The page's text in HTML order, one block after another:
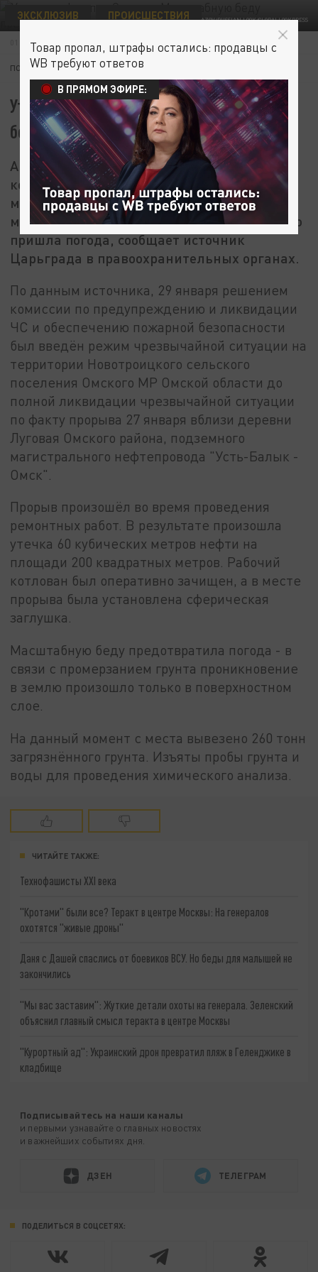
© NIKOLAY GYNGAZOV/RUSSIAN LOOK/GLOBALLOOKPRESS
ЭКСКЛЮЗИВ ПРОИСШЕСТВИЯ
01 ФЕВРАЛЯ 11:30
ПОДПИШИТЕСЬ:
Утечка нефти под Омском: Масштабную
беду предотвратила погода
Авария в Омской области, в результате
которой произошла утечка 60 кубических
метров нефти, могла закончиться более
масштабной бедой. На выручку неожиданно
пришла погода, сообщает источник
Царьграда в правоохранительных органах.
По данным источника, 29 января решением
комиссии по предупреждению и ликвидации
ЧС и обеспечению пожарной безопасности
был введён режим чрезвычайной ситуации на
территории Новотроицкого сельского
поселения Омского МР Омской области до
полной ликвидации чрезвычайной ситуации
по факту прорыва 27 января вблизи деревни
Луговая Омского района, подземного
магистрального нефтепровода "Усть-Балык -
Омск".
Прорыв произошёл во время проведения
ремонтных работ. В результате произошла
утечка 60 кубических метров нефти на
площади 200 квадратных метров. Рабочий
котлован был оперативно зачищен, а в месте
прорыва была установлена сферическая
заглушка.
Масштабную беду предотвратила погода - в
связи с промерзанием грунта проникновение
в землю произошло только в поверхностном
слое.
На данный момент с места вывезено 260 тонн
загрязнённого грунта. Изъяты пробы грунта и
воды для проведения химического анализа.
ЧИТАЙТЕ ТАКЖЕ:
Технофашисты XXI века
"Кротами" были все? Теракт в центре Москвы: На генералов
охотятся "живые дроны"
Даня с Дашей спаслись от боевиков ВСУ. Но беды для малышей не
закончились
"Мы вас заставим": Жуткие детали охоты на генерала. Зеленский
объяснил главный смысл теракта в центре Москвы
"Курортный ад": Украинский дрон превратил пляж в Геленджике в
кладбище
Подписывайтесь на наши каналы
и первыми узнавайте о главных новостях
и важнейших событиях дня.
ДЗЕН ТЕЛЕГРАМ
ПОДЕЛИТЬСЯ В СОЦСЕТЯХ:
Товар пропал, штрафы остались: продавцы с
WB требуют ответов
В ПРЯМОМ ЭФИРЕ: